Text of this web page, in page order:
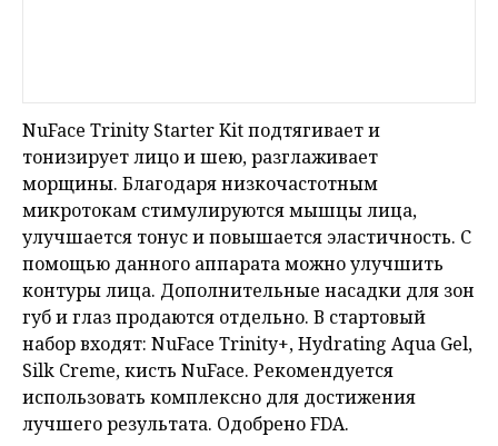
NuFace Trinity Starter Kit подтягивает и
тонизирует лицо и шею, разглаживает
морщины. Благодаря низкочастотным
микротокам стимулируются мышцы лица,
улучшается тонус и повышается эластичность. С
помощью данного аппарата можно улучшить
контуры лица. Дополнительные насадки для зон
губ и глаз продаются отдельно. В стартовый
набор входят: NuFace Trinity+, Hydrating Aqua Gel,
Silk Creme, кисть NuFace. Рекомендуется
использовать комплексно для достижения
лучшего результата. Одобрено FDA.